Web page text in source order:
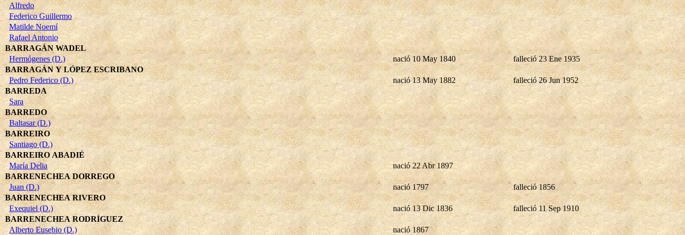
Alfredo
Federico Guillermo
Matilde Noemí
Rafael Antonio
BARRAGÁN WADEL
Hermógenes (D.)
nació 10 May 1840
falleció 23 Ene 1935
BARRAGÁN Y LÓPEZ ESCRIBANO
Pedro Federico (D.)
nació 13 May 1882
falleció 26 Jun 1952
BARREDA
Sara
BARREDO
Baltasar (D.)
BARREIRO
Santiago (D.)
BARREIRO ABADIÉ
María Delia
nació 22 Abr 1897
BARRENECHEA DORREGO
Juan (D.)
nació 1797
falleció 1856
BARRENECHEA RIVERO
Exequiel (D.)
nació 13 Dic 1836
falleció 11 Sep 1910
BARRENECHEA RODRÍGUEZ
Alberto Eusebio (D.)
nació 1867